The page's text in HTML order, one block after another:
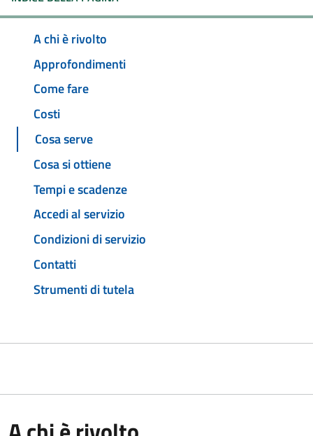
A chi è rivolto
Approfondimenti
Come fare
Costi
Cosa serve
Cosa si ottiene
Tempi e scadenze
Accedi al servizio
Condizioni di servizio
Contatti
Strumenti di tutela